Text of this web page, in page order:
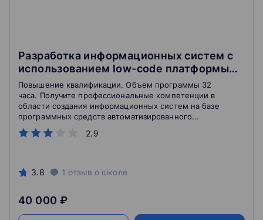
Разработка информационных систем с
использованием low-code платформы
Greendata (базовый уровень)
2.9
Повышение квалификации. Объем программы 32
часа. Получите профессиональные компетенции в
области создания информационных систем на базе
программных средств автоматизированного
проектирования – low code Платформы,
разработанной ООО «Гриндата» (далее - Платформа
3.8 1 отзыв о школе
40 000 ₽